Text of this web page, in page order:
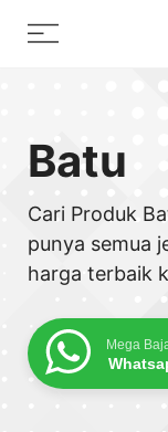
Menu
Batu
Cari Produk
punya semua
harga terbaik
Mega